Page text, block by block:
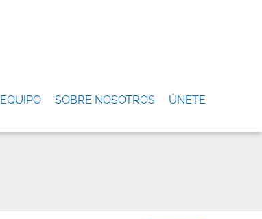
EQUIPO SOBRE NOSOTROS ÚNETE